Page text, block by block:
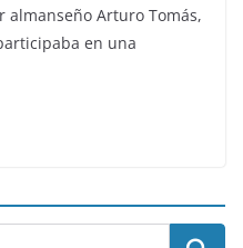
almanseño Arturo Tomás,
en una